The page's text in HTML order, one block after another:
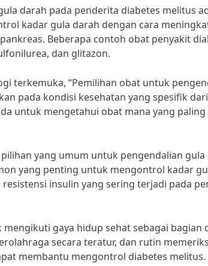
darah pada penderita diabetes melitus
kadar gula darah dengan cara
Beberapa contoh obat penyakit
dan glitazon.
terkemuka, “Pemilihan obat untuk
pada kondisi kesehatan yang spesifik
untuk mengetahui obat mana yang paling
yang umum untuk pengendalian gula
yang penting untuk mengontrol kadar
insulin yang sering terjadi pada
gaya hidup sehat sebagai bagian
secara teratur, dan rutin
membantu mengontrol diabetes melitus.